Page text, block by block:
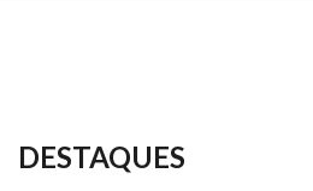
DESTAQUES